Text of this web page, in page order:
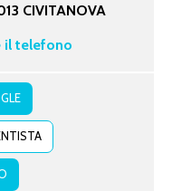
CIVITANOVA
il telefono